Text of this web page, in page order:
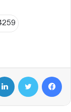
فیسبوک توییتر